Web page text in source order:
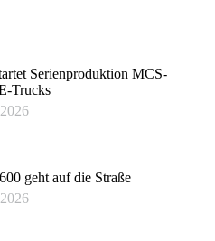
Serienproduktion MCS-
Trucks
geht auf die Straße